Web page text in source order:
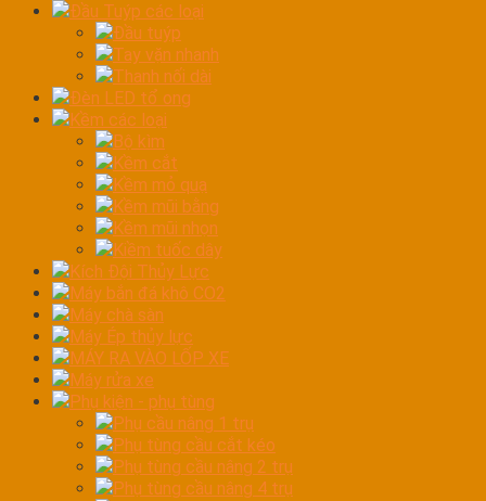
Đầu Tuýp các loại
Đầu tuýp
Tay vặn nhanh
Thanh nối dài
Đèn LED tổ ong
Kềm các loại
Bộ kìm
Kềm cắt
Kềm mỏ quạ
Kềm mũi bằng
Kềm mũi nhọn
Kiềm tuốc dây
Kích Đội Thủy Lực
Máy bắn đá khô CO2
Máy chà sàn
Máy Ép thủy lực
MÁY RA VÀO LỐP XE
Máy rửa xe
Phụ kiện - phụ tùng
Phụ cầu nâng 1 trụ
Phụ tùng cầu cắt kéo
Phụ tùng cầu nâng 2 trụ
Phụ tùng cầu nâng 4 trụ